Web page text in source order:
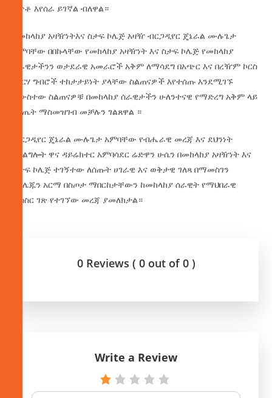
ሰጥቶ እየሰራ ይገኛል ብለዋል።
የመከላከያ አዛዥነትእና ስታፍ ኮሌጅ አዛዥ ብርጋዲየር ጄኔራል ሙሉጌታ
አምባቸው በበኩላቸው የመከላከያ አዛዥነት እና ስታፍ ኮሌጅ የመከላከያ
ሰራዊታችንን ወታደራዊ አመራሮች አቅም ለማሳደግ በአጭር እና በረዥም ኮርስ
መርሃ ግብሮች ተከታታይነት ያላቸው ስልጠናዎች እየተሰጡ እንደሚገኙ
አውስተው ስልጠናዎቹ በመከላከያ ሰራዊታችን ሁለንተናዊ የማድረግ አቅም ላይ
ውጤት ማስመዝገብ መቻሉን ገልጸዋል ።
ብርጋዲየር ጄኔራል ሙሉጌታ አምባቸው የብሔራዊ መረጃ እና ደህንነት
አገልግሎት ዋና ዳይሬክተር አምባሳደር ሬድዋን ሁሴን በመከላከያ አዛዥነት እና
ስታፍ ኮሌጅ ተገኝተው ለሰጡት ሀገራዊ እና ወቅታዊ ገለጻ በማመስገን
የኮሌጁን አርማ በስጦታ ማበርከታቸውን ከመከላከያ ሰራዊት የማህበራዊ
ትስስር ገጽ የተገኘው መረጃ ያመለክታል።
0 Reviews ( 0 out of 0 )
Write a Review